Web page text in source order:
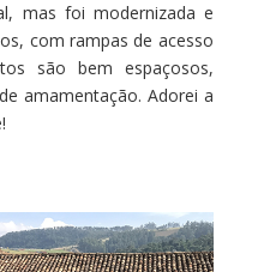
mas foi modernizada e
com rampas de acesso
são bem espaçosos,
amamentação. Adorei a